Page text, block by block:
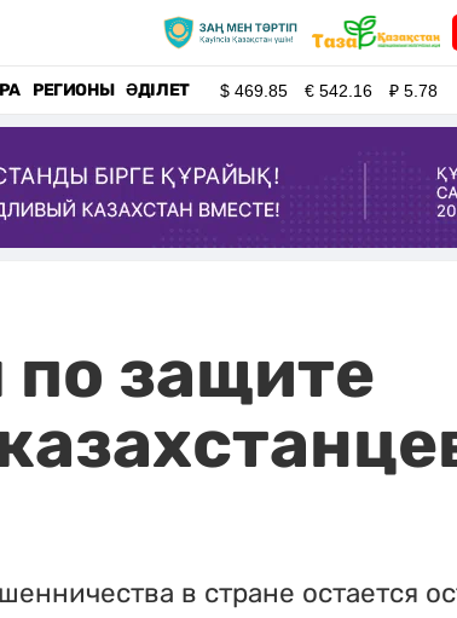
РЕГИОНЫ ӘДІЛЕТ $469.85 €542.16 ₽5.78
защите
в стране остается